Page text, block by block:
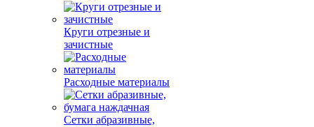
Круги отрезные и
зачистные
Расходные материалы
Сетки абразивные,